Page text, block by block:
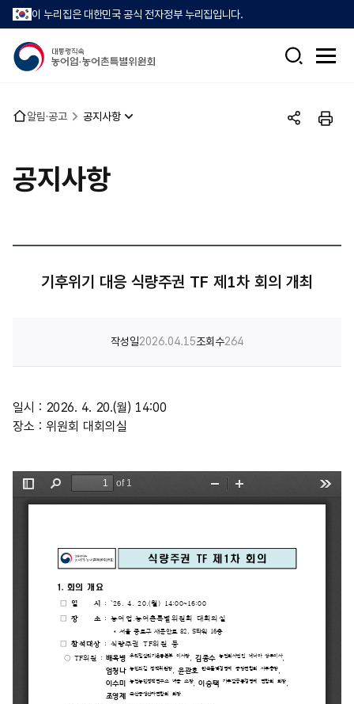
이 누리집은 대한민국 공식 전자정부 누리집입니다.
검
전
뉴
열
홈 알림·공고 공지사항
공
인
공지사항
기후위기 대응 식량주권 TF 제1차 회의 개최
작성일2026.04.15조회수264
일시 : 2026. 4. 20.(월) 14:00
장소 : 위원회 대회의실